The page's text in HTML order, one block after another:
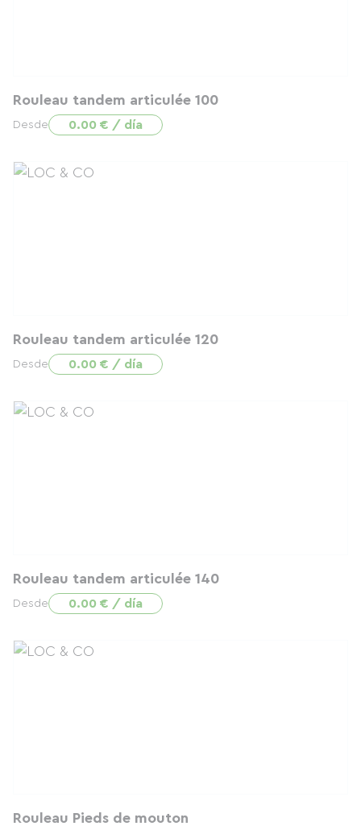
Rouleau tandem articulée 100
Desde 0.00 € / día
Rouleau tandem articulée 120
Desde 0.00 € / día
Rouleau tandem articulée 140
Desde 0.00 € / día
Rouleau Pieds de mouton